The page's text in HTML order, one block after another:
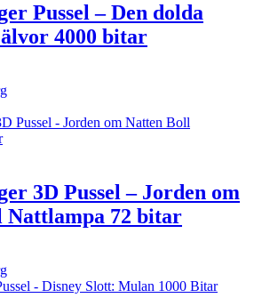
Pussel – Den dolda
4000 bitar
3D Pussel – Jorden om
Nattlampa 72 bitar